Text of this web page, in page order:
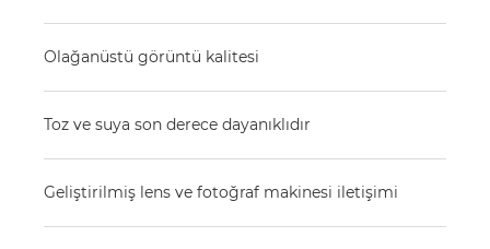
Olağanüstü görüntü kalitesi
Toz ve suya son derece dayanıklıdır
Geliştirilmiş lens ve fotoğraf makinesi iletişimi